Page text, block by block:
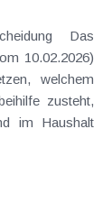
Das
10.02.2026)
welchem
zusteht,
im Haushalt